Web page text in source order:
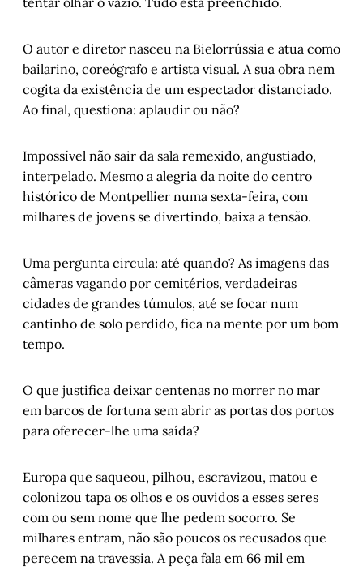
O autor e diretor nasceu na Bielorrússia e atua como
bailarino, coreógrafo e artista visual. A sua obra nem
cogita da existência de um espectador distanciado.
Ao final, questiona: aplaudir ou não?
Impossível não sair da sala remexido, angustiado,
interpelado. Mesmo a alegria da noite do centro
histórico de Montpellier numa sexta-feira, com
milhares de jovens se divertindo, baixa a tensão.
Uma pergunta circula: até quando? As imagens das
câmeras vagando por cemitérios, verdadeiras
cidades de grandes túmulos, até se focar num
cantinho de solo perdido, fica na mente por um bom
tempo.
O que justifica deixar centenas no morrer no mar
em barcos de fortuna sem abrir as portas dos portos
para oferecer-lhe uma saída?
Europa que saqueou, pilhou, escravizou, matou e
colonizou tapa os olhos e os ouvidos a esses seres
com ou sem nome que lhe pedem socorro. Se
milhares entram, não são poucos os recusados que
perecem na travessia. A peça fala em 66 mil em